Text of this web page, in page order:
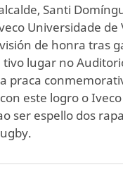
Santi
Universidade
de honra tras
lugar no
praca
este logro o
ser espello dos